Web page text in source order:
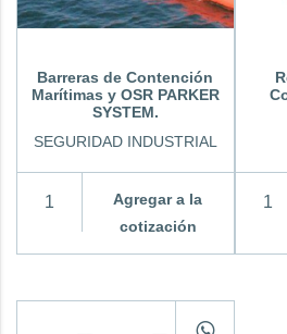
Barreras de Contención
Marítimas y OSR PARKER
SYSTEM.
SEGURIDAD INDUSTRIAL
Agregar a la
cotización